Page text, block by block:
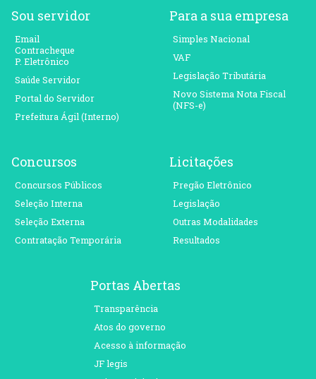
Sou servidor
Email
Contracheque
P. Eletrônico
Saúde Servidor
Portal do Servidor
Prefeitura Ágil (Interno)
Para a sua empresa
Simples Nacional
VAF
Legislação Tributária
Novo Sistema Nota Fiscal
(NFS-e)
Concursos
Concursos Públicos
Seleção Interna
Seleção Externa
Contratação Temporária
Licitações
Pregão Eletrônico
Legislação
Outras Modalidades
Resultados
Portas Abertas
Transparência
Atos do governo
Acesso à informação
JF legis